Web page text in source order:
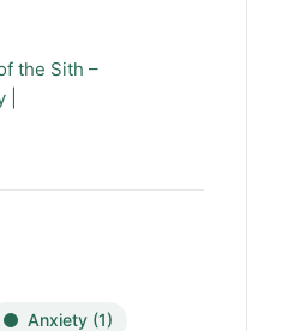
the Sith –
Anxiety (1)